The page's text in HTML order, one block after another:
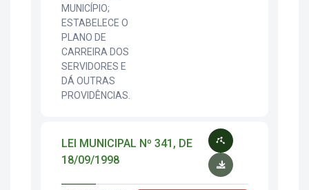
MUNICÍPIO;
ESTABELECE O
PLANO DE
CARREIRA DOS
SERVIDORES E
DÁ OUTRAS
PROVIDÊNCIAS.
LEI MUNICIPAL Nº 341, DE
18/09/1998